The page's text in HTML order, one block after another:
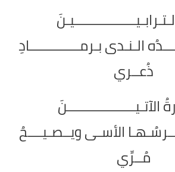
الـنـدى بـرمــــــــــــــادِ
ذُعــري
الأسـى ويــصـيــــحُ
مُــرِّي